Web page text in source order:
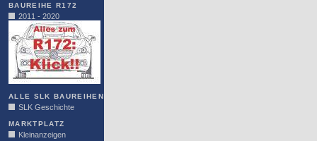
BAUREIHE R172
2011 - 2020
ALLE SLK BAUREIHEN
SLK Geschichte
MARKTPLATZ
Kleinanzeigen